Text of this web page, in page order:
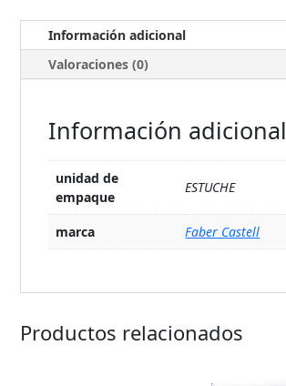
Información adicional
Valoraciones (0)
Información adicional
unidad de
empaque
ESTUCHE
marca Faber Castell
Productos relacionados